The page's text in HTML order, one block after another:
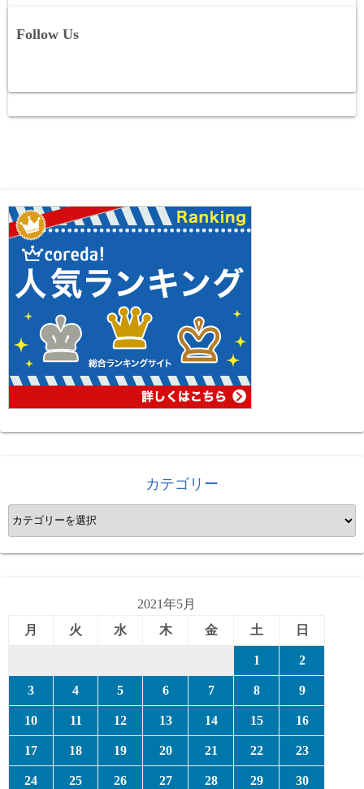
Follow Us
カテゴリー
カ
テ
ゴ
2021年5月
月
火 水 木 金 土 日
1 2
3 4 5 6 7 8 9
10 11 12 13 14 15 16
17 18 19 20 21 22 23
24 25 26 27 28 29 30